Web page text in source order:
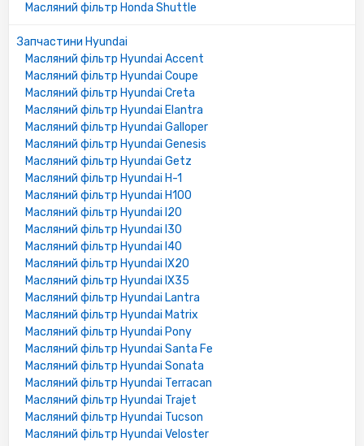
3838011
4186165
4243445
4243693
4243805
4494477
MD084963
MD352626
MOBIS:
0RF0323802
0RF0323802A
0RF0323802B
2630011200
2630021020
2630021100
2630021A00
2630035004
2630035054
2630035056
2630035500
2630035501
2630035502
2630035503
2630035A00
Масляний фільтр Honda Shuttle
Запчастини Hyundai
Масляний фільтр Hyundai Accent
Масляний фільтр Hyundai Coupe
Масляний фільтр Hyundai Creta
Масляний фільтр Hyundai Elantra
Масляний фільтр Hyundai Galloper
Масляний фільтр Hyundai Genesis
Масляний фільтр Hyundai Getz
Масляний фільтр Hyundai H-1
Масляний фільтр Hyundai H100
Масляний фільтр Hyundai I20
Масляний фільтр Hyundai I30
Масляний фільтр Hyundai I40
Масляний фільтр Hyundai IX20
Масляний фільтр Hyundai IX35
Масляний фільтр Hyundai Lantra
Масляний фільтр Hyundai Matrix
Масляний фільтр Hyundai Pony
Масляний фільтр Hyundai Santa Fe
Масляний фільтр Hyundai Sonata
Масляний фільтр Hyundai Terracan
Масляний фільтр Hyundai Trajet
Масляний фільтр Hyundai Tucson
Масляний фільтр Hyundai Veloster